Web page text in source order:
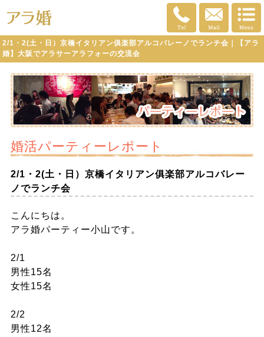
2/1・2(土・日）京橋イタリアン俱楽部アルコバレーノでランチ会｜【アラ
婚】大阪でアラサーアラフォーの交流会
婚活パーティーレポート
2/1・2(土・日）京橋イタリアン俱楽部アルコバレー
ノでランチ会
こんにちは。
アラ婚パーティー小山です。
2/1
男性15名
女性15名
2/2
男性12名